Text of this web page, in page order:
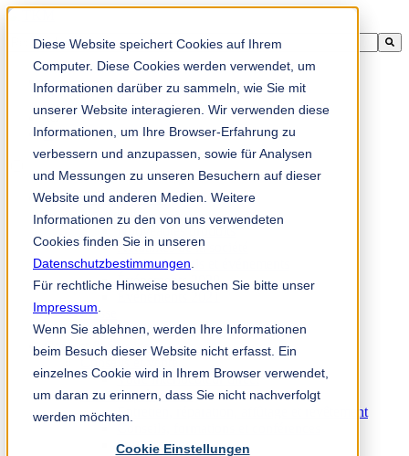
Diese Website speichert Cookies auf Ihrem
Computer. Diese Cookies werden verwendet, um
Informationen darüber zu sammeln, wie Sie mit
unserer Website interagieren. Wir verwenden diese
Informationen, um Ihre Browser-Erfahrung zu
verbessern und anzupassen, sowie für Analysen
und Messungen zu unseren Besuchern auf dieser
Website und anderen Medien. Weitere
Informationen zu den von uns verwendeten
Cookies finden Sie in unseren
Datenschutzbestimmungen
Für rechtliche Hinweise besuchen Sie bitte unser
Impressum
Wenn Sie ablehnen, werden Ihre Informationen
beim Besuch dieser Website nicht erfasst. Ein
einzelnes Cookie wird in Ihrem Browser verwendet,
um daran zu erinnern, dass Sie nicht nachverfolgt
werden möchten.
Cookie Einstellungen
Il s'agit d'un champ de recherche auquel est associée une
Il n'y a aucune suggestion car le champ de recherche est vide
fr
Nouveautés & presse
Nouveautés
Actualités de la société
Salons professionnels et événements
Événements 2020
Presse
Interlocuteurs
Contact & Services
Votre interlocuteur direct
Service après-vente
Entretien, réparation, affûtage et revêtement
Sous-traitance